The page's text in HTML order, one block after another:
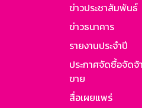
ข่าวประชาสัมพันธ์
ข่าวธนาคาร
รายงานประจำปี
ประกาศจัดซื้อจัดจ้
ขาย
สื่อเผยแพร่